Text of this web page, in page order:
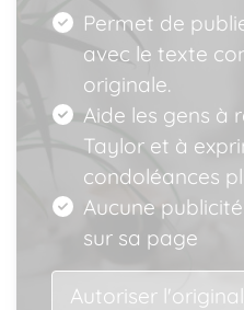
Permet de
avec le texte
originale.
Aide les gens à
Taylor et à
condoléances
Aucune
sur sa page
Autoriser l'original